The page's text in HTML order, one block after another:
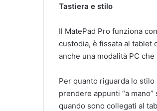
Tastiera e stilo
Il MatePad Pro funziona
custodia, è fissata al tablet
anche una modalità PC
Per quanto riguarda lo
prendere appunti “a
quando sono collegati al